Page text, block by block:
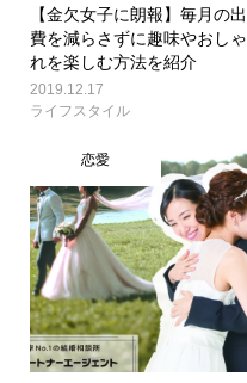
【金欠女子に朗報】毎月の出
費を減らさずに趣味やおしゃ
れを楽しむ方法を紹介
2019.12.17
ライフスタイル
恋愛